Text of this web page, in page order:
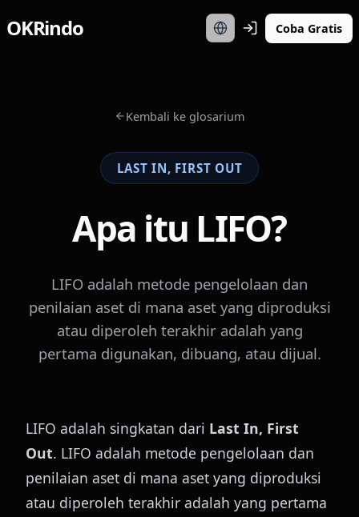
OKRindo Coba Gratis
Kembali ke glosarium
LAST IN, FIRST OUT
Apa itu LIFO?
LIFO adalah metode pengelolaan dan
penilaian aset di mana aset yang diproduksi
atau diperoleh terakhir adalah yang
pertama digunakan, dibuang, atau dijual.
LIFO adalah singkatan dari Last In, First
Out. LIFO adalah metode pengelolaan dan
penilaian aset di mana aset yang diproduksi
atau diperoleh terakhir adalah yang pertama